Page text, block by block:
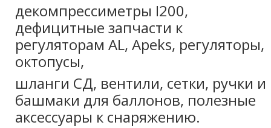
декомпрессиметры I200,
дефицитные запчасти к
регуляторам AL, Apeks, регуляторы,
октопусы,
шланги СД, вентили, сетки, ручки и
башмаки для баллонов, полезные
аксессуары к снаряжению.